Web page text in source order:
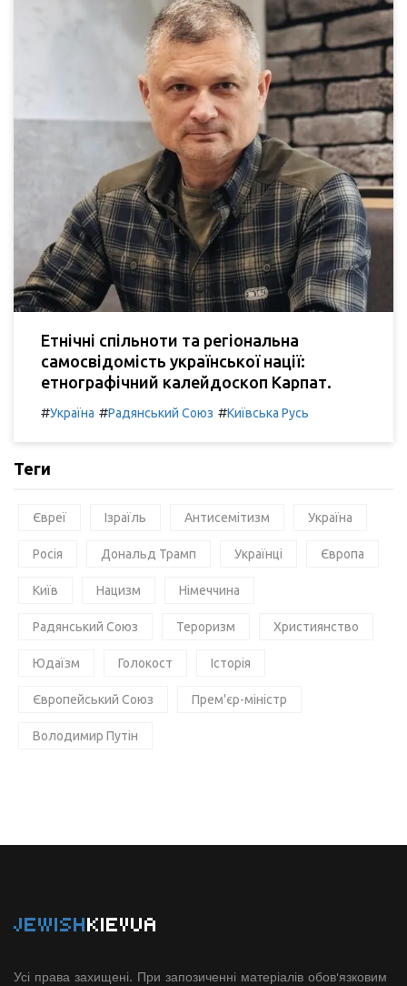
Етнічні спільноти та регіональна
самосвідомість української нації:
етнографічний калейдоскоп Карпат.
#Україна #Радянський Союз #Київська Русь
Теги
Євреї Ізраїль Антисемітизм Україна
Росія Дональд Трамп Українці Європа
Київ Нацизм Німеччина
Радянський Союз Тероризм Християнство
Юдаїзм Голокост Історія
Європейський Союз Прем'єр-міністр
Володимир Путін
JEWISHKIEVUA
Усі права захищені. При запозиченні матеріалів обов'язковим